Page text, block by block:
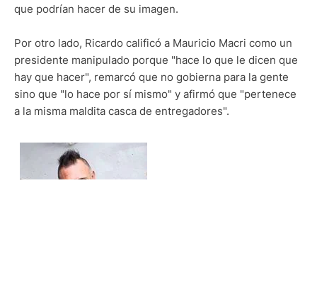
que podrían hacer de su imagen.
Por otro lado, Ricardo calificó a Mauricio Macri como un
presidente manipulado porque "hace lo que le dicen que
hay que hacer", remarcó que no gobierna para la gente
sino que "lo hace por sí mismo" y afirmó que "pertenece
a la misma maldita casca de entregadores".